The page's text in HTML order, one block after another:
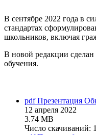
В сентябре 2022 года в
стандартах
школьников, включая
В новой редакции
обучения.
pdf Презентация
12 апреля 2022
3.74 MB
Число скачиваний: